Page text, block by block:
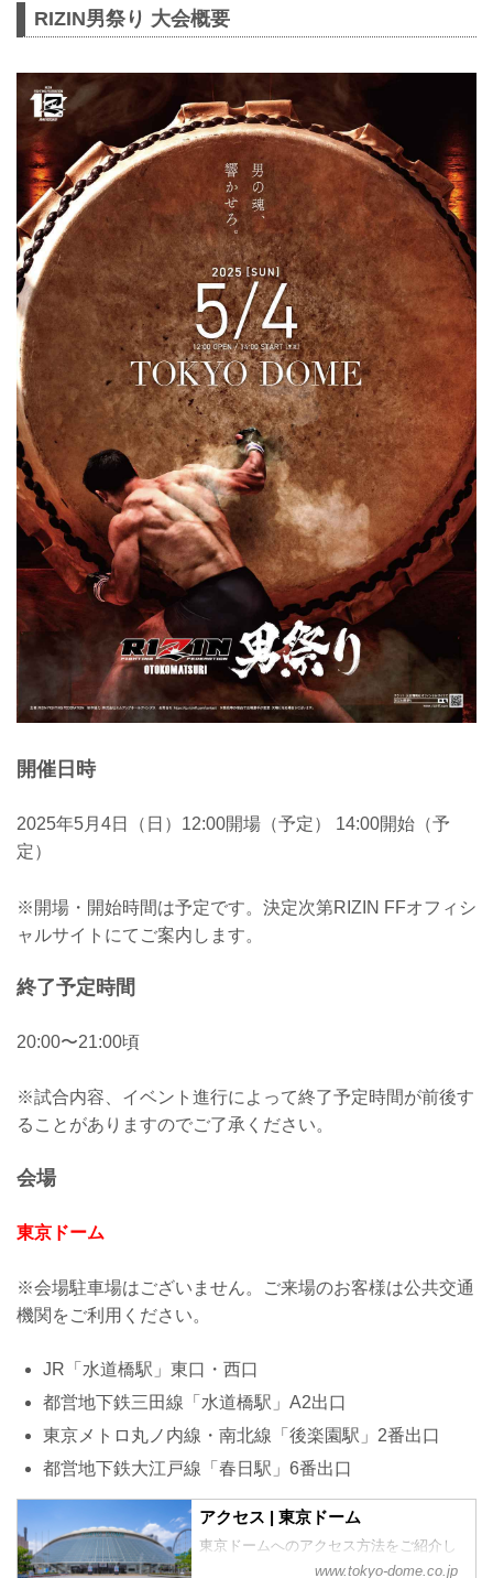
RIZIN男祭り 大会概要
開催日時
2025年5月4日（日）12:00開場（予定） 14:00開始（予
定）
※開場・開始時間は予定です。決定次第RIZIN FFオフィシ
ャルサイトにてご案内します。
終了予定時間
20:00〜21:00頃
※試合内容、イベント進行によって終了予定時間が前後す
ることがありますのでご了承ください。
会場
東京ドーム
※会場駐車場はございません。ご来場のお客様は公共交通
機関をご利用ください。
JR「水道橋駅」東口・西口
都営地下鉄三田線「水道橋駅」A2出口
東京メトロ丸ノ内線・南北線「後楽園駅」2番出口
都営地下鉄大江戸線「春日駅」6番出口
アクセス | 東京ドーム
東京ドームへのアクセス方法をご紹介し
www.tokyo-dome.co.jp